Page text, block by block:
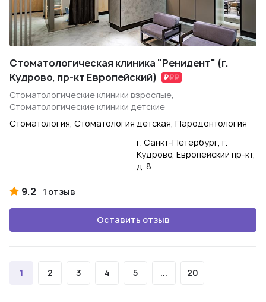
Стоматологическая клиника "Ренидент" (г.
Кудрово, пр-кт Европейский)
Стоматологические клиники взрослые,
Стоматологические клиники детские
Стоматология, Стоматология детская, Пародонтология
г. Санкт-Петербург, г.
Кудрово, Европейский пр-кт,
д. 8
9.2 1 отзыв
Оставить отзыв
1 2 3 4 5 ... 20